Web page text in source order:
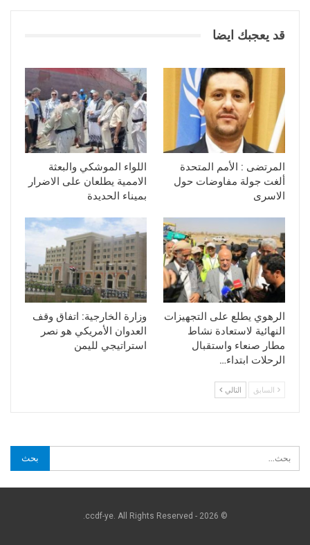
قد يعجبك ايضا
المرتضى : الأمم المتحدة
ألغت جولة مفاوضات حول
الاسرى
اللواء الموشكي والبعثة
الاممية يطلعان على الاضرار
بميناء الحديدة
الرهوي يطلع على التجهيزات
النهائية لاستعادة نشاط
مطار صنعاء واستقبال
الرحلات ابتداء…
وزارة الخارجية: اتفاق وقف
العدوان الأمريكي هو نصر
استراتيجي لليمن
السابق التالي
© 2026 - ccdf-ye. All Rights Reserved.